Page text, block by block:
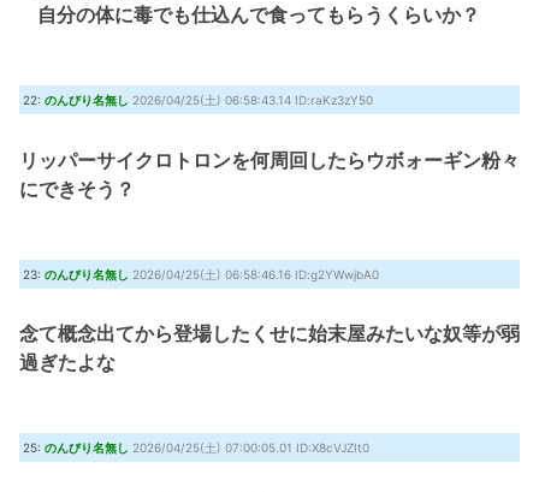
自分の体に毒でも仕込んで食ってもらうくらいか？
22: のんびり名無し 2026/04/25(土) 06:58:43.14 ID:raKz3zY50
リッパーサイクロトロンを何周回したらウボォーギン粉々
にできそう？
23: のんびり名無し 2026/04/25(土) 06:58:46.16 ID:g2YWwjbA0
念て概念出てから登場したくせに始末屋みたいな奴等が弱
過ぎたよな
25: のんびり名無し 2026/04/25(土) 07:00:05.01 ID:X8cVJZIt0